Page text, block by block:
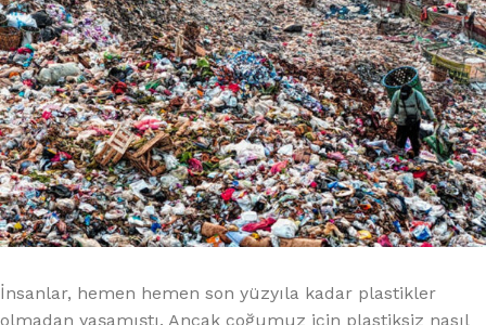
İnsanlar, hemen hemen son yüzyıla kadar plastikler
olmadan yaşamıştı. Ancak çoğumuz için plastiksiz nasıl